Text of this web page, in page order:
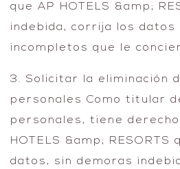
que AP HOTELS &amp;
indebida, corrija los datos
incompletos que le
3. Solicitar la eliminación
personales Como titular
personales, tiene
HOTELS &amp; RESORTS
datos, sin demoras